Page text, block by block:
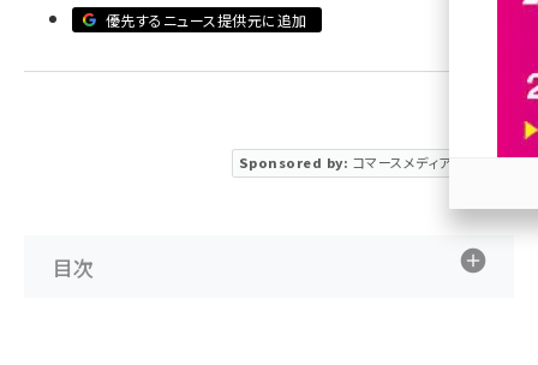
revico (744)
優先するニュース提供元に追加
Sponsored by: コマースメディア株式会社
目次
参